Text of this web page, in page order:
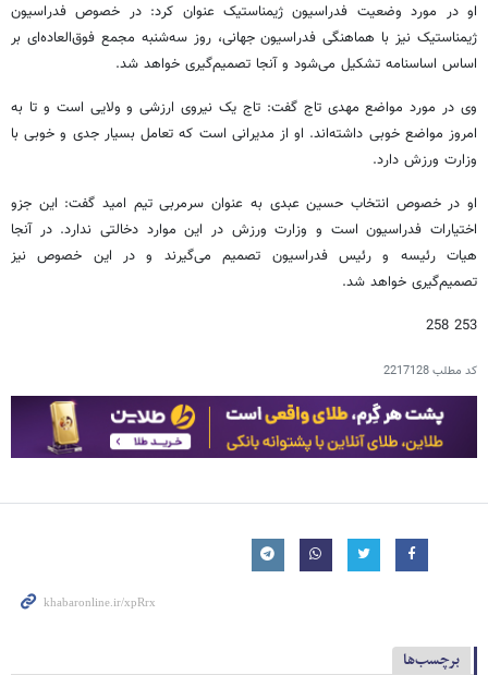
او در مورد وضعیت فدراسیون ژیمناستیک عنوان کرد: در خصوص فدراسیون
ژیمناستیک نیز با هماهنگی فدراسیون جهانی، روز سه‌شنبه مجمع فوق‌العاده‌ای بر
اساس اساسنامه تشکیل می‌شود و آنجا تصمیم‌گیری خواهد شد.
وی در مورد مواضع مهدی تاج گفت: تاج یک نیروی ارزشی و ولایی است و تا به
امروز مواضع خوبی داشته‌اند. او از مدیرانی است که تعامل بسیار جدی و خوبی با
وزارت ورزش دارد.
او در خصوص انتخاب حسین عبدی به عنوان سرمربی تیم امید گفت: این جزو
اختیارات فدراسیون است و وزارت ورزش در این موارد دخالتی ندارد. در آنجا
هیات ‌رئیسه و رئیس فدراسیون تصمیم می‌گیرند و در این خصوص نیز
تصمیم‌گیری خواهد شد.
253 258
کد مطلب2217128
برچسب‌ها